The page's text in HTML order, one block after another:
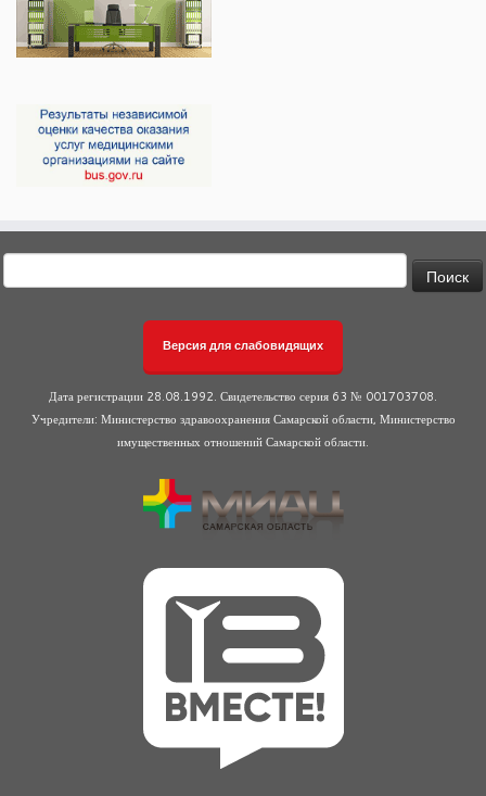
Версия для слабовидящих
Дата регистрации 28.08.1992. Свидетельство серия 63 № 001703708.
Учредители: Министерство здравоохранения Самарской области, Министерство
имущественных отношений Самарской области.